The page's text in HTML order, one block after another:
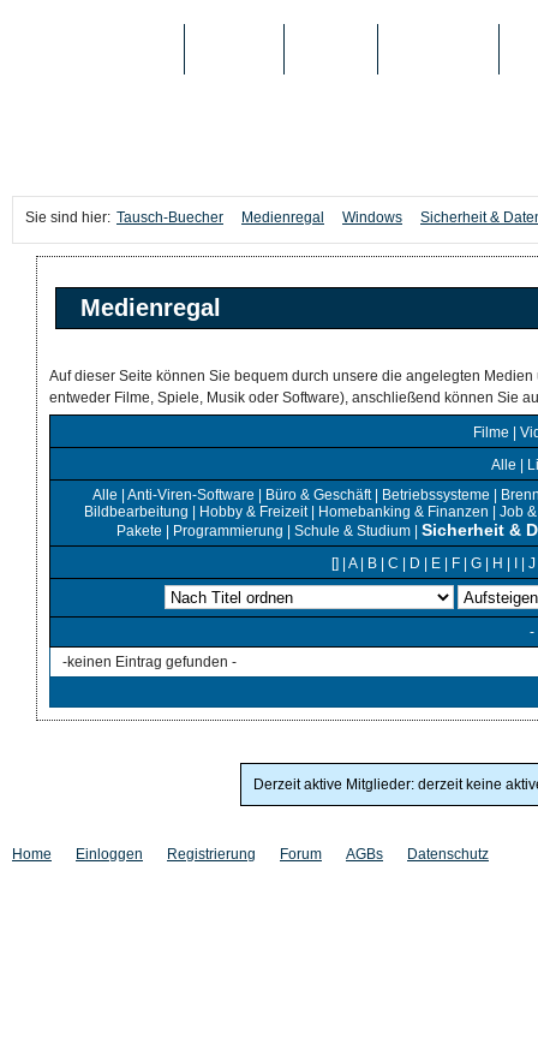
Sie sind hier: Tausch-Buecher Medienregal Windows Sicherheit &
Medienregal
Auf dieser Seite können Sie bequem durch unsere die angelegten
entweder Filme, Spiele, Musik oder Software), anschließend können Sie
Filme
Alle
Alle
Anti-Viren-Software Büro & Geschäft| Betriebssysteme
Bildbearbeitung
Hobby & Freizeit| Homebanking & Finanzen
Job
Pakete
Programmierung Schule & Studium| Sicherheit &
[] A| B| C D E| F| G| H J
-
-keinen Eintrag gefunden -
Derzeit aktive Mitglieder: derzeit keine
Home Einloggen Registrierung Forum AGBs Datenschutz